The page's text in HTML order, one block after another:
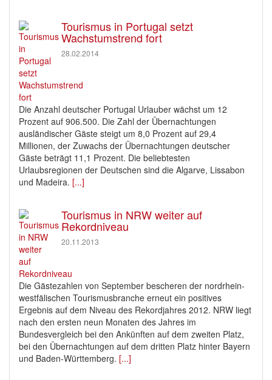
Tourismus in Portugal setzt
Wachstumstrend fort
28.02.2014
Die Anzahl deutscher Portugal Urlauber wächst um 12
Prozent auf 906.500. Die Zahl der Übernachtungen
ausländischer Gäste steigt um 8,0 Prozent auf 29,4
Millionen, der Zuwachs der Übernachtungen deutscher
Gäste beträgt 11,1 Prozent. Die beliebtesten
Urlaubsregionen der Deutschen sind die Algarve, Lissabon
und Madeira. [...]
Tourismus in NRW weiter auf
Rekordniveau
20.11.2013
Die Gästezahlen von September bescheren der nordrhein-
westfälischen Tourismusbranche erneut ein positives
Ergebnis auf dem Niveau des Rekordjahres 2012. NRW liegt
nach den ersten neun Monaten des Jahres im
Bundesvergleich bei den Ankünften auf dem zweiten Platz,
bei den Übernachtungen auf dem dritten Platz hinter Bayern
und Baden-Württemberg. [...]